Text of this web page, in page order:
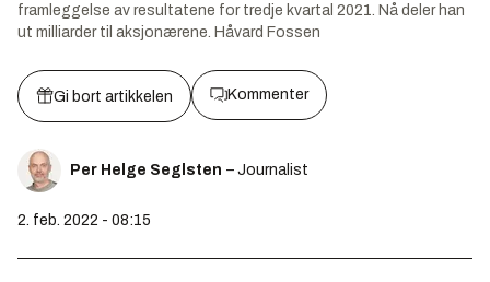
framleggelse av resultatene for tredje kvartal 2021. Nå deler han
ut milliarder til aksjonærene. Håvard Fossen
Gi bort artikkelen Kommenter
Per Helge Seglsten – Journalist
2. feb. 2022 - 08:15